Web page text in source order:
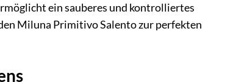
ein sauberes und kontrolliertes
Miluna Primitivo Salento zur perfekten